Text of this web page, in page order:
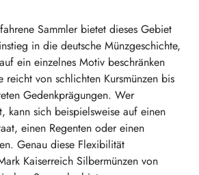
Sammler bietet dieses Gebiet
in die deutsche Münzgeschichte,
ein einzelnes Motiv beschränken
reicht von schlichten Kursmünzen bis
Gedenkprägungen. Wer
kann sich beispielsweise auf einen
einen Regenten oder einen
Genau diese Flexibilität
Kaiserreich Silbermünzen von